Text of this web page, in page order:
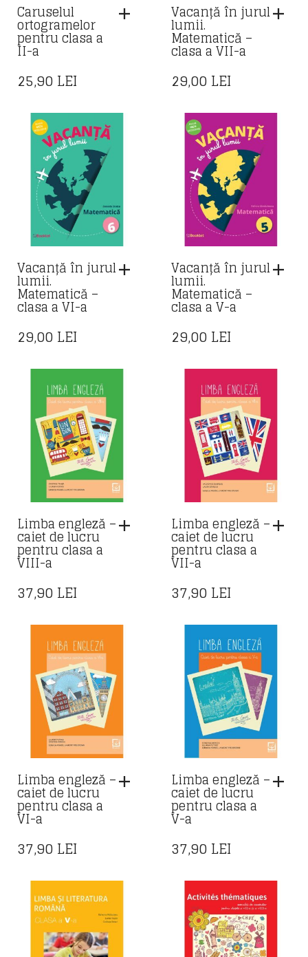
Caruselul
ortogramelor
pentru clasa a
II-a
25,90 LEI
Vacanță în jurul
lumii.
Matematică –
clasa a VII-a
29,00 LEI
Vacanță în jurul
lumii.
Matematică –
clasa a VI-a
29,00 LEI
Vacanță în jurul
lumii.
Matematică –
clasa a V-a
29,00 LEI
Limba engleză –
caiet de lucru
pentru clasa a
VIII-a
37,90 LEI
Limba engleză –
caiet de lucru
pentru clasa a
VII-a
37,90 LEI
Limba engleză –
caiet de lucru
pentru clasa a
VI-a
37,90 LEI
Limba engleză –
caiet de lucru
pentru clasa a
V-a
37,90 LEI